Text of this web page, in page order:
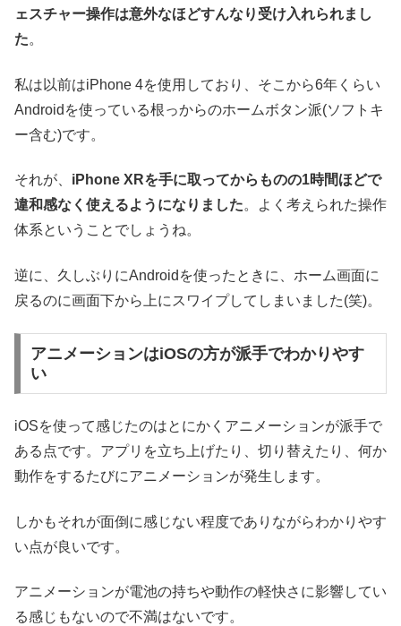
ェスチャー操作は意外なほどすんなり受け入れられまし
た。
私は以前はiPhone 4を使用しており、そこから6年くらい
Androidを使っている根っからのホームボタン派(ソフトキ
ー含む)です。
それが、 iPhone XRを手に取ってからものの1時間ほどで
違和感なく使えるようになりました。よく考えられた操作
体系ということでしょうね。
逆に、久しぶりにAndroidを使ったときに、ホーム画面に
戻るのに画面下から上にスワイプしてしまいました(笑)。
アニメーションはiOSの方が派手でわかりやす
い
iOSを使って感じたのはとにかくアニメーションが派手で
ある点です。アプリを立ち上げたり、切り替えたり、何か
動作をするたびにアニメーションが発生します。
しかもそれが面倒に感じない程度でありながらわかりやす
い点が良いです。
アニメーションが電池の持ちや動作の軽快さに影響してい
る感じもないので不満はないです。